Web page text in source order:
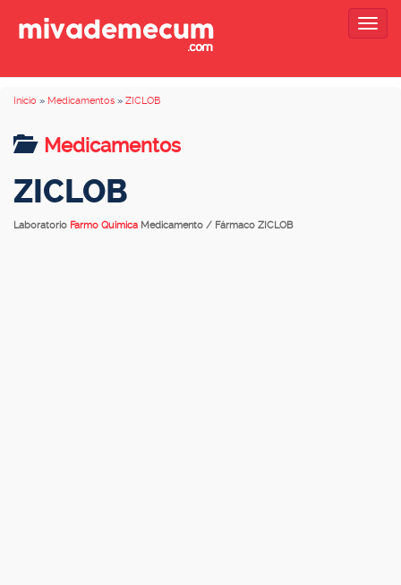
Inicio » Medicamentos » ZICLOB
Medicamentos
ZICLOB
Laboratorio Farmo Quimica Medicamento / Fármaco ZICLOB